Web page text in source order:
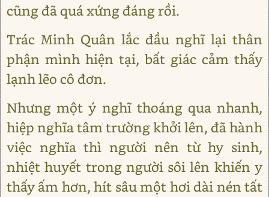
cũng đã quá xứng đáng rồi.
Trác Minh Quân lắc đầu nghĩ lại thân
phận mình hiện tại, bất giác cảm thấy
lạnh lẽo cô đơn.
Nhưng một ý nghĩ thoáng qua nhanh,
hiệp nghĩa tâm trường khởi lên, đã hành
việc nghĩa thì người nên từ hy sinh,
nhiệt huyết trong người sôi lên khiến y
thấy ấm hơn, hít sâu một hơi dài nén tất